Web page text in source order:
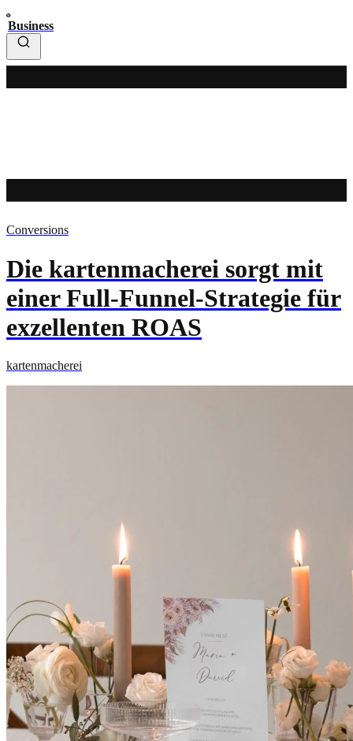
Business
Conversions
Die kartenmacherei sorgt mit
einer Full-Funnel-Strategie für
exzellenten ROAS
kartenmacherei